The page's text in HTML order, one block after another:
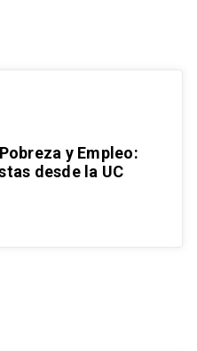
y Empleo:
desde la UC